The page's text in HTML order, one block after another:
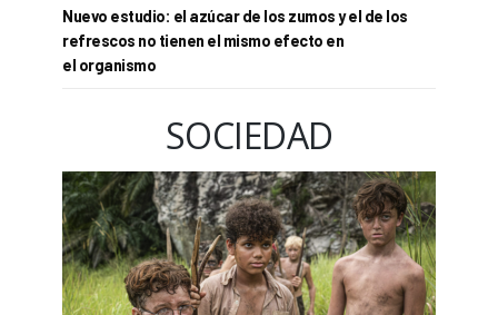
Nuevo estudio: el azúcar de los zumos y el de los
refrescos no tienen el mismo efecto en
el organismo
SOCIEDAD